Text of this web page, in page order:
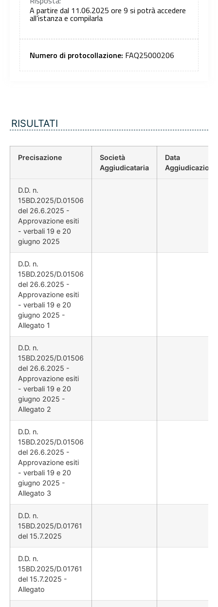
A partire dal 11.06.2025 ore 9 si potrà accedere
all’istanza e compilarla
Numero di protocollazione: FAQ25000206
RISULTATI
Precisazione
Società
Aggiudicataria
Data
Aggiudicazione
D.D. n.
15BD.2025/D.01506
del 26.6.2025 -
Approvazione esiti
- verbali 19 e 20
giugno 2025
D.D. n.
15BD.2025/D.01506
del 26.6.2025 -
Approvazione esiti
- verbali 19 e 20
giugno 2025 -
Allegato 1
D.D. n.
15BD.2025/D.01506
del 26.6.2025 -
Approvazione esiti
- verbali 19 e 20
giugno 2025 -
Allegato 2
D.D. n.
15BD.2025/D.01506
del 26.6.2025 -
Approvazione esiti
- verbali 19 e 20
giugno 2025 -
Allegato 3
D.D. n.
15BD.2025/D.01761
del 15.7.2025
D.D. n.
15BD.2025/D.01761
del 15.7.2025 -
Allegato